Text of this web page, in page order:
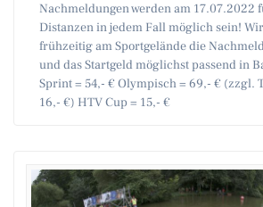
Nachmeldungen werden am 17.07.2022
Distanzen in jedem Fall möglich sein!
frühzeitig am Sportgelände die
und das Startgeld möglichst passend in
Sprint = 54,- € Olympisch = 69,- € (zzgl.
16,- €) HTV Cup = 15,- €